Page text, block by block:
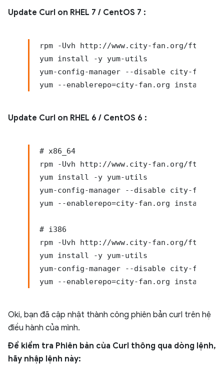
Update Curl on RHEL 7 / CentOS 7 :
rpm -Uvh http://www.city-fan.org/ftp/
yum install -y yum-utils
yum-config-manager --disable city-fan.org
Update Curl on RHEL 6 / CentOS 6 :
# x86_64
rpm -Uvh http://www.city-fan.org/ftp/
yum install -y yum-utils
yum-config-manager --disable city-fan.org
yum --enablerepo=city-fan.org install
# i386
rpm -Uvh http://www.city-fan.org/ftp/
yum install -y yum-utils
yum-config-manager --disable city-fan.org
Oki, bạn đã cập nhật thành công phiên bản curl trên hệ
điều hành của mình.
Để kiểm tra Phiên bản của Curl thông qua dòng lệnh,
hãy nhập lệnh này: